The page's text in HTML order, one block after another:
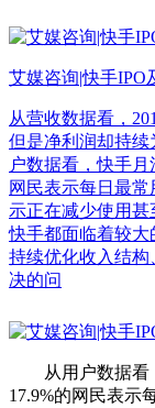
艾媒咨询|快手IPO
从营收数据看，
但是净利润却持续
户数据看，快手月
网民表示每日最
示正在减少使用甚
快手都面临着较
持续优化收入结
决的问
从用户数据看，
17.9%的网民表示